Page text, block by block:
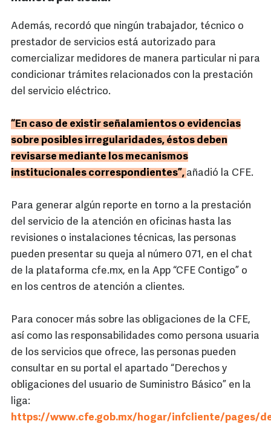
Además, recordó que ningún trabajador, técnico o
prestador de servicios está autorizado para
comercializar medidores de manera particular ni para
condicionar trámites relacionados con la prestación
del servicio eléctrico.
“En caso de existir señalamientos o evidencias
sobre posibles irregularidades, éstos deben
revisarse mediante los mecanismos
institucionales correspondientes”, añadió la CFE.
Para generar algún reporte en torno a la prestación
del servicio de la atención en oficinas hasta las
revisiones o instalaciones técnicas, las personas
pueden presentar su queja al número 071, en el chat
de la plataforma cfe.mx, en la App “CFE Contigo” o
en los centros de atención a clientes.
Para conocer más sobre las obligaciones de la CFE,
así como las responsabilidades como persona usuaria
de los servicios que ofrece, las personas pueden
consultar en su portal el apartado “Derechos y
obligaciones del usuario de Suministro Básico” en la
liga:
https://www.cfe.gob.mx/hogar/infcliente/pages/